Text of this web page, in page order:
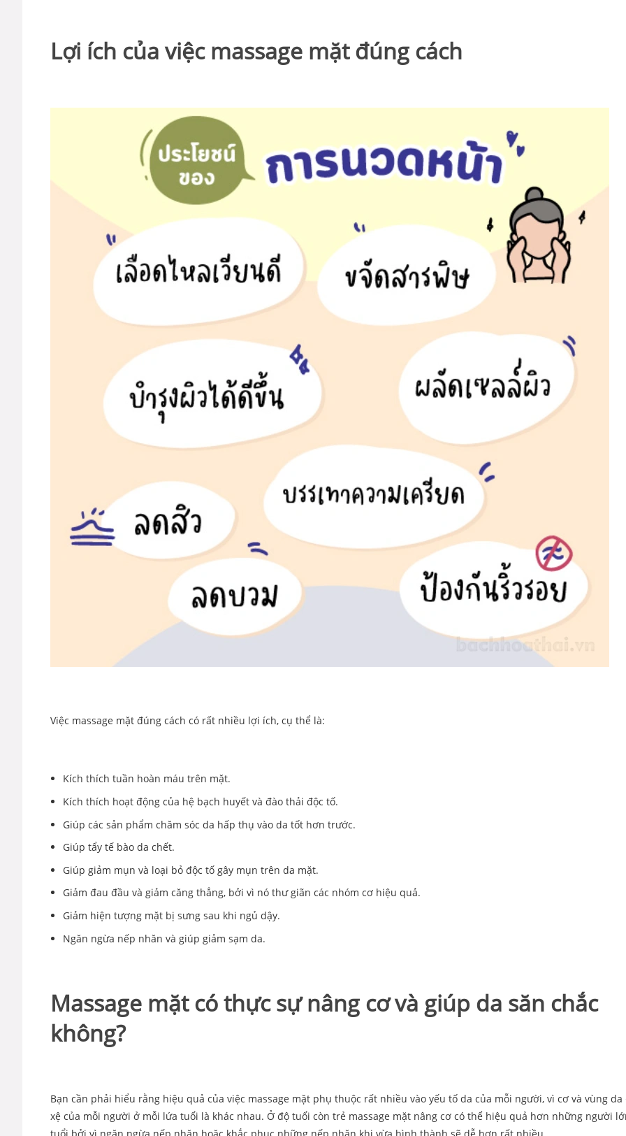
Lợi ích của việc massage mặt đúng cách
Việc massage mặt đúng cách có rất nhiều lợi ích, cụ thể là:
Kích thích tuần hoàn máu trên mặt.
Kích thích hoạt động của hệ bạch huyết và đào thải độc tố.
Giúp các sản phẩm chăm sóc da hấp thụ vào da tốt hơn trước.
Giúp tẩy tế bào da chết.
Giúp giảm mụn và loại bỏ độc tố gây mụn trên da mặt.
Giảm đau đầu và giảm căng thẳng, bởi vì nó thư giãn các nhóm cơ hiệu quả.
Giảm hiện tượng mặt bị sưng sau khi ngủ dậy.
Ngăn ngừa nếp nhăn và giúp giảm sạm da.
Massage mặt có thực sự nâng cơ và giúp da săn chắc
không?
Bạn cần phải hiểu rằng hiệu quả của việc massage mặt phụ thuộc rất nhiều vào yếu tố da của mỗi người, vì cơ và vùng da
xệ của mỗi người ở mỗi lứa tuổi là khác nhau. Ở độ tuổi còn trẻ massage mặt nâng cơ có thể hiệu quả hơn những người